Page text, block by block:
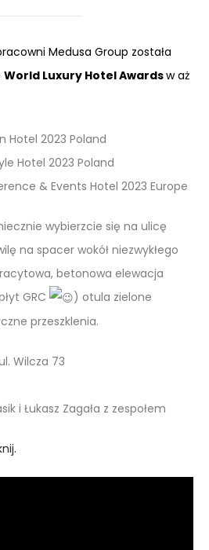
Medusa Group została
World Luxury Hotel Awardsw aż
Hotel 2023 Poland
Hotel 2023 Poland
& Events Hotel 2023 Europe
wybierzcie się na ulicę
na spacer wokół niezwykłego
betonowa elewacja
GRC
) otula zielone
przeszklenia.
Wilcza 73
i Łukasz Zagała z zespołem